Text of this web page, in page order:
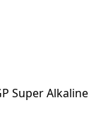
Super Alkaline